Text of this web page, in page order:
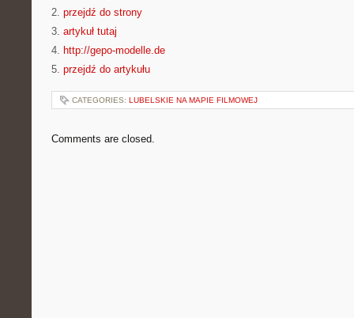
2. przejdź do strony
3. artykuł tutaj
4. http://gepo-modelle.de
5. przejdź do artykułu
CATEGORIES: LUBELSKIE NA MAPIE FILMOWEJ
Comments are closed.